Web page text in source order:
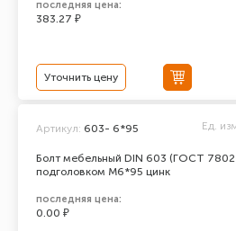
последняя цена:
383.27 ₽
Уточнить цену
Болт мебельный DIN 603 (ГОСТ
подголовком М6*95 цинк
Артикул: 603- 6*95 Ед.
последняя цена:
0.00 ₽